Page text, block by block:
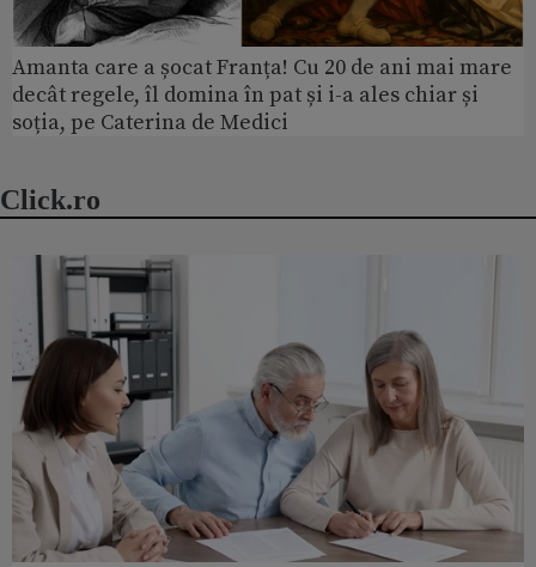
Amanta care a șocat Franța! Cu 20 de ani mai mare
decât regele, îl domina în pat și i-a ales chiar și
soția, pe Caterina de Medici
Click.ro